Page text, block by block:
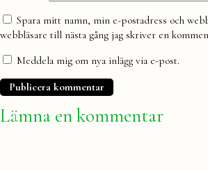
Spara mitt namn, min e-postadress och
webbläsare till nästa gång jag skriver en
Meddela mig om nya inlägg via e-post.
Lämna en kommentar